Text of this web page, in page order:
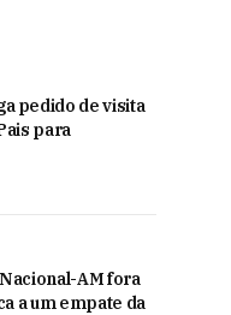
pedido de visita
para
AM fora
a um empate da